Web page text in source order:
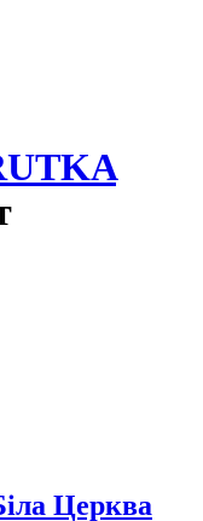
Церква